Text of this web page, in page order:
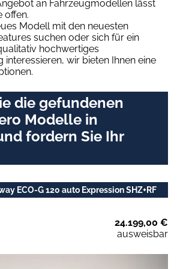
an Fahrzeugmodellen lässt
offen.
Modell mit den neuesten
suchen oder sich für ein
hochwertiges
interessieren, wir bieten Ihnen eine
die gefundenen
Modelle in
fordern Sie Ihr
ECO-G 120 auto Expression SHZ+RF
24.199,00 €
ausweisbar